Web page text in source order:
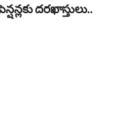
దరఖాస్తులు..